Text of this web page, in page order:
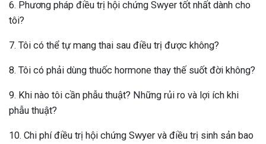
6. Phương pháp điều trị hội chứng Swyer tốt nhất dành cho
tôi?
7. Tôi có thể tự mang thai sau điều trị được không?
8. Tôi có phải dùng thuốc hormone thay thế suốt đời không?
9. Khi nào tôi cần phẫu thuật? Những rủi ro và lợi ích khi
phẫu thuật?
10. Chi phí điều trị hội chứng Swyer và điều trị sinh sản bao